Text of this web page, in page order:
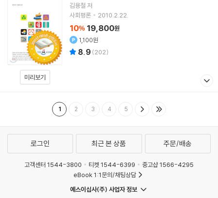
미리보기
김용철 저
사회평론
2010.2.22.
10% 19,800원
1,100원
8.9 (202)
1 2 3 4 5
로그인 최근 본 상품 주문/배송
고객센터 1544-3800 티켓 1544-6399
중고샵 1566-4295
eBook 1:1문의/채팅상담
예스이십사(주) 사업자 정보